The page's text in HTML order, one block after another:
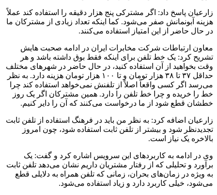
زارعیان پاسخ داد: اگر مشترکی پنج هزار دقیقه را استفاده کند عملاً
هزینه‌ آبونمانش صفر می‌شود. کما اینکه تعداد زیادی از مشترکان ما
در حال حاضر از این امتیاز استفاده می‌کنند.
معاون ارتباطات شرکت مخابرات ایران در ادامه صحبت هایش
تشریح کرد: یک خط تلفن برای اینکه فقط بوق داشته باشد و هر
وقت بخواهید از آن استفاده کنید، در حال حاضر در شهرهای مختلف
حداقل ۳۷ تا ۳۸ هزار تومان و تا ۱۰۰ هزار تومان هزینه دارد. به نظر
می‌رسد اگر کسی واقعاً اصلاً از تلفنش نمی‌خواهد استفاده کند چرا
خط را خریده و چرا خط تلفن را دارد. همین مشترکان اگر یک روز
خطشان قطع شود از ما درخواست می‌کنند که آن را دایر کنیم.
زارعیان اضافه کرد: به نظر من باید در فرهنگ استفاده از تلفن ثابت
تجدیدنظر شود و بیشتر از تلفن ثابت استفاده شود، چون امروز
بالاخره یک نیاز است.
وی در ادامه به کاربردهای این سرویس اشاره کرد و گفت: یک
برآورد و تحلیلی که از رفتار مشتریان داریم نشان می‌دهد تلفن ثابت
به ویژه در زمان‌های بحران، زمانی که تلفن همراه به دلایلی قطع
می‌شود، خیلی کاربرد دارد و زیاد استفاده می‌شود.